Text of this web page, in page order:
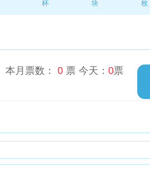
杯 块 枚
本月票数： 0 票 今天： 0票